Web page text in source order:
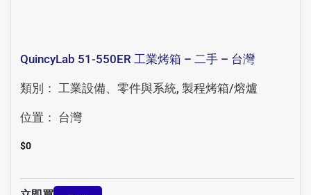
QuincyLab 51-550ER 工業烤箱 – 二手 – 台灣
類別： 工業設備、零件與系統, 製程烤箱/熔爐
位置： 台灣
$0